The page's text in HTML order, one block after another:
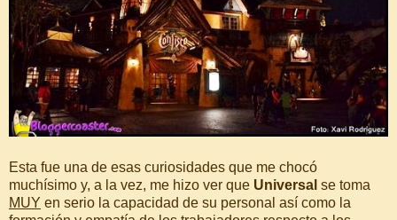
Esta fue una de esas curiosidades que me chocó
muchísimo y, a la vez, me hizo ver que Universal se toma
MUY en serio la capacidad de su personal así como la